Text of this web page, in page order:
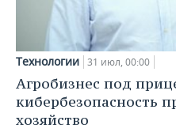
Технологии 31 июл, 00:00
Агробизнес под
кибербезопасность
хозяйство